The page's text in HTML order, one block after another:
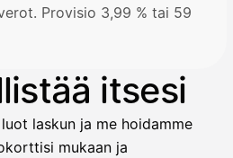
Provisio 3,99 % tai 59
itsesi
laskun ja me hoidamme
mukaan ja